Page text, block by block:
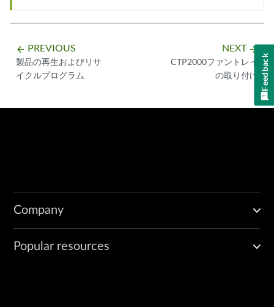
arrow_backward PREVIOUS
製品の再生およびリサ
イクルプログラム
NEXT arrow_forward
CTP2000ファントレイ
の取り付け
Company
Popular resources
Feedback